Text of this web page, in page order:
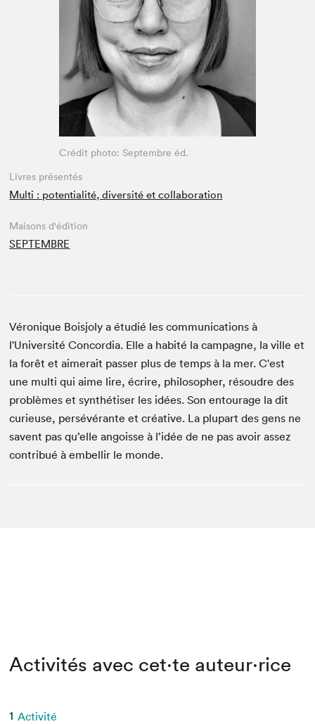
Espace médias
Crédit photo: Septembre éd.
Livres présentés
Multi : potentialité, diversité et collaboration
Maisons d'édition
SEPTEMBRE
Véronique Boisjoly a étudié les communications à
l'Université Concordia. Elle a habité la campagne, la ville et
la forêt et aimerait passer plus de temps à la mer. C'est
une multi qui aime lire, écrire, philosopher, résoudre des
problèmes et synthétiser les idées. Son entourage la dit
curieuse, persévérante et créative. La plupart des gens ne
savent pas qu’elle angoisse à l’idée de ne pas avoir assez
contribué à embellir le monde.
Activités avec cet·te auteur·rice
1 Activité